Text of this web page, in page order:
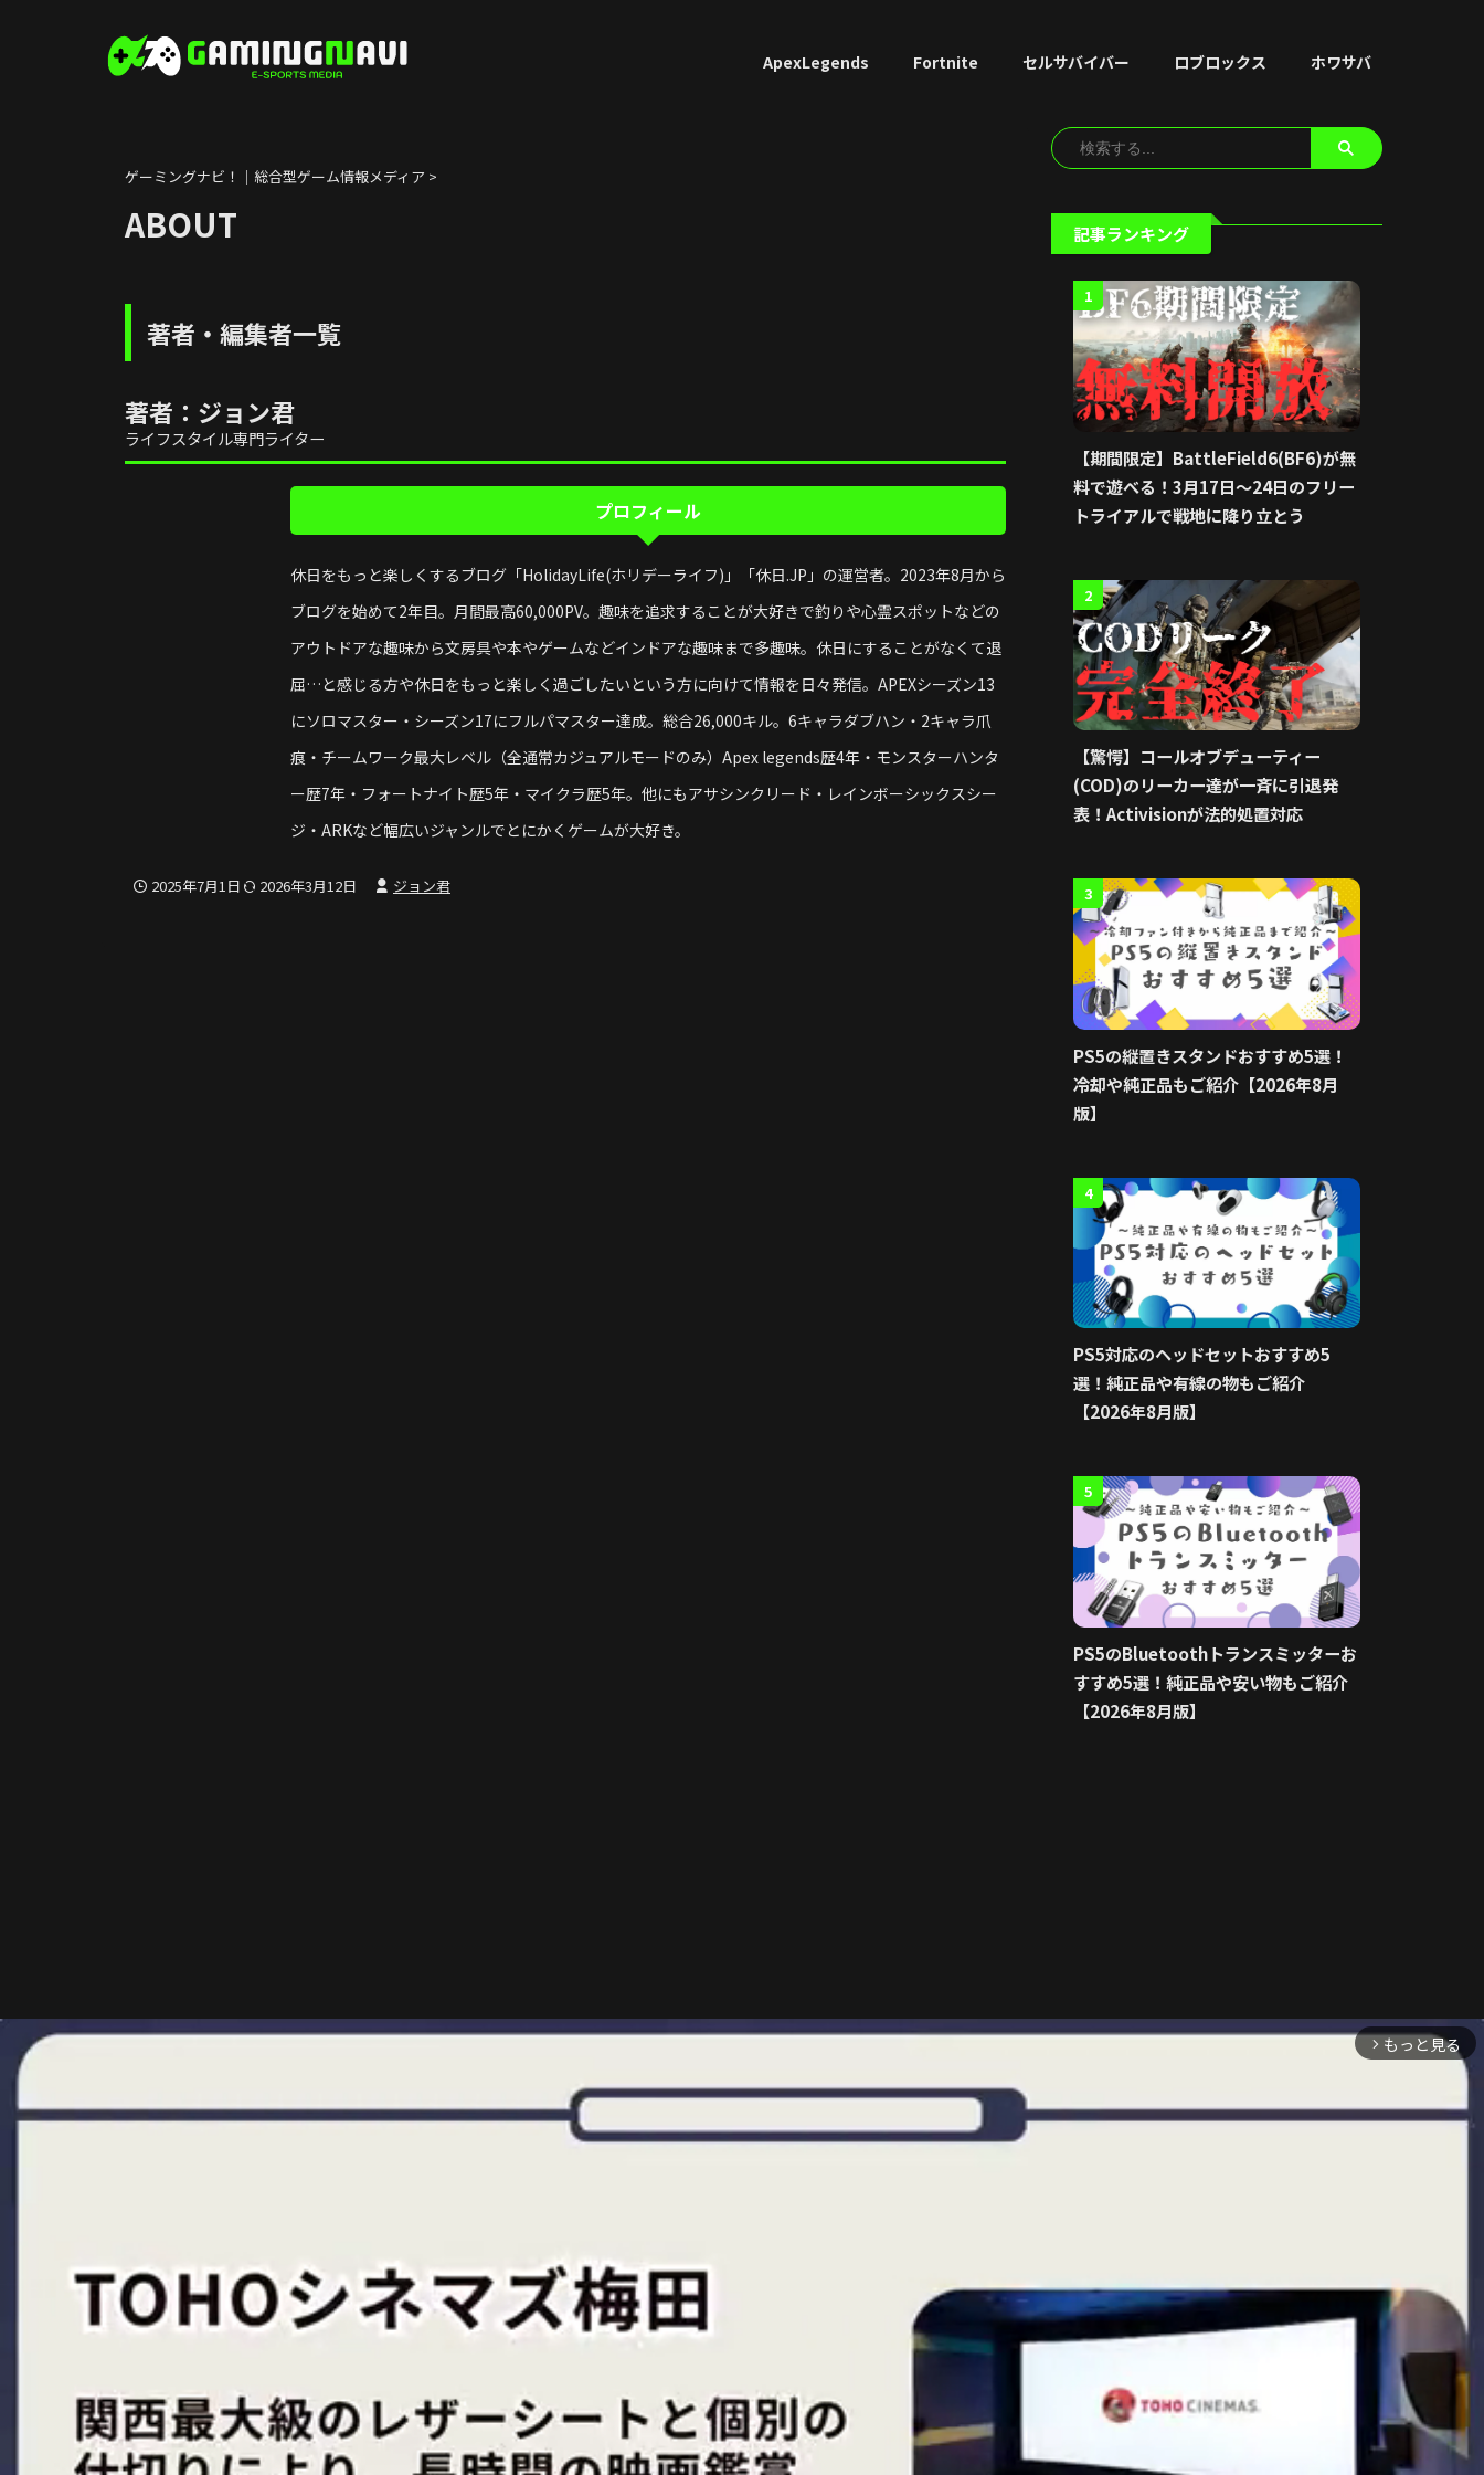
ApexLegends Fortnite セルサバイバー ロブロックス ホワサバ
ゲーミングナビ！｜総合型ゲーム情報メディア >
ABOUT
著者・編集者一覧
著者：ジョン君
ライフスタイル専門ライター
プロフィール
休日をもっと楽しくするブログ「HolidayLife(ホリデーライフ)」「休日.JP」の運営者。2023年8月から
ブログを始めて2年目。月間最高60,000PV。趣味を追求することが大好きで釣りや心霊スポットなどの
アウトドアな趣味から文房具や本やゲームなどインドアな趣味まで多趣味。休日にすることがなくて退
屈…と感じる方や休日をもっと楽しく過ごしたいという方に向けて情報を日々発信。APEXシーズン13
にソロマスター・シーズン17にフルパマスター達成。総合26,000キル。6キャラダブハン・2キャラ爪
痕・チームワーク最大レベル（全通常カジュアルモードのみ）Apex legends歴4年・モンスターハンタ
ー歴7年・フォートナイト歴5年・マイクラ歴5年。他にもアサシンクリード・レインボーシックスシー
ジ・ARKなど幅広いジャンルでとにかくゲームが大好き。
2025年7月1日 2026年3月12日 ジョン君
記事ランキング
1
【期間限定】BattleField6(BF6)が無
料で遊べる！3月17日〜24日のフリー
トライアルで戦地に降り立とう
2
【驚愕】コールオブデューティー
(COD)のリーカー達が一斉に引退発
表！Activisionが法的処置対応
3
PS5の縦置きスタンドおすすめ5選！
冷却や純正品もご紹介【2026年8月
版】
4
PS5対応のヘッドセットおすすめ5
選！純正品や有線の物もご紹介
【2026年8月版】
5
PS5のBluetoothトランスミッターお
すすめ5選！純正品や安い物もご紹介
【2026年8月版】
arrow_forward_ios もっと見る